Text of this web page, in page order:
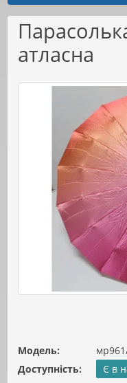
атласна
Модель:
Доступність:
Є в